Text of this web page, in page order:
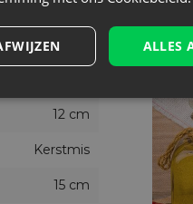
Rood
12 cm
Kerstmis
15 cm
ALLES